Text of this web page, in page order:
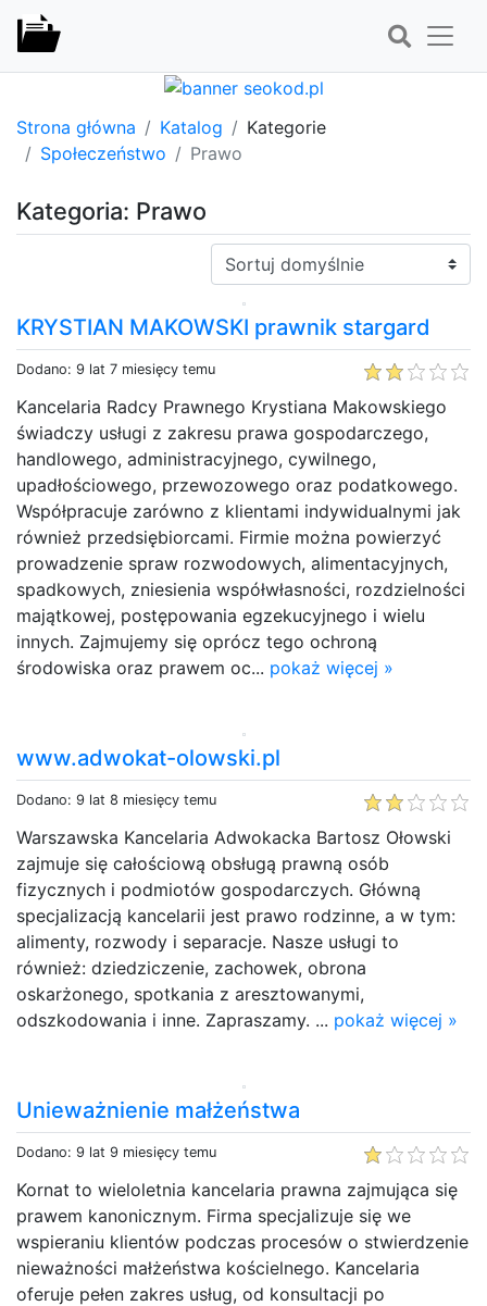
Strona główna Katalog
Kategorie
Społeczeństwo
Prawo
Kategoria: Prawo
Sortuj:
KRYSTIAN MAKOWSKI prawnik stargard
Dodano: 9 lat 7 miesięcy temu
Kancelaria Radcy Prawnego Krystiana Makowskiego
świadczy usługi z zakresu prawa gospodarczego,
handlowego, administracyjnego, cywilnego,
upadłościowego, przewozowego oraz podatkowego.
Współpracuje zarówno z klientami indywidualnymi jak
również przedsiębiorcami. Firmie można powierzyć
prowadzenie spraw rozwodowych, alimentacyjnych,
spadkowych, zniesienia współwłasności, rozdzielności
majątkowej, postępowania egzekucyjnego i wielu
innych. Zajmujemy się oprócz tego ochroną
środowiska oraz prawem oc... pokaż więcej »
www.adwokat-olowski.pl
Dodano: 9 lat 8 miesięcy temu
Warszawska Kancelaria Adwokacka Bartosz Ołowski
zajmuje się całościową obsługą prawną osób
fizycznych i podmiotów gospodarczych. Główną
specjalizacją kancelarii jest prawo rodzinne, a w tym:
alimenty, rozwody i separacje. Nasze usługi to
również: dziedziczenie, zachowek, obrona
oskarżonego, spotkania z aresztowanymi,
odszkodowania i inne. Zapraszamy. ... pokaż więcej »
Unieważnienie małżeństwa
Dodano: 9 lat 9 miesięcy temu
Kornat to wieloletnia kancelaria prawna zajmująca się
prawem kanonicznym. Firma specjalizuje się we
wspieraniu klientów podczas procesów o stwierdzenie
nieważności małżeństwa kościelnego. Kancelaria
oferuje pełen zakres usług, od konsultacji po